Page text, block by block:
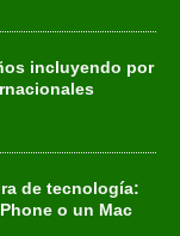
incluyendo por
de tecnología:
o un Mac